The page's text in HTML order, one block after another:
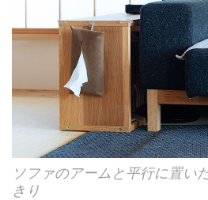
ソファのアームと平行に置い
きり